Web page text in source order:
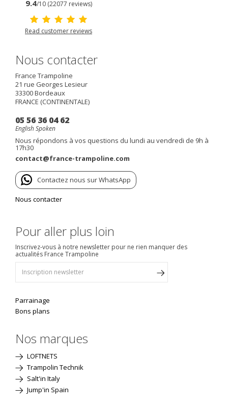
9.4/10 (22077 reviews)
Read customer reviews
Nous contacter
France Trampoline
21 rue Georges Lesieur
33300Bordeaux
FRANCE (CONTINENTALE)
05 56 36 04 62
English Spoken
Nous répondons à vos questions du lundi au vendredi de 9h à
17h30
contact@france-trampoline.com
Contactez nous sur WhatsApp
Nous contacter
Pour aller plus loin
Inscrivez-vous à notre newsletter pour ne rien manquer des
actualités France Trampoline
Parrainage
Bons plans
Nos marques
LOFTNETS
Trampolin Technik
Salt'in Italy
Jump'in Spain